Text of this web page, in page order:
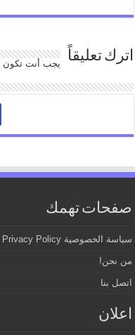
اترك تعليقاً يجب أنت تكون
صفحات تهمك
سياسة الخصوصية Privacy Policy
من نحن!
اتصل بنا
اعلان